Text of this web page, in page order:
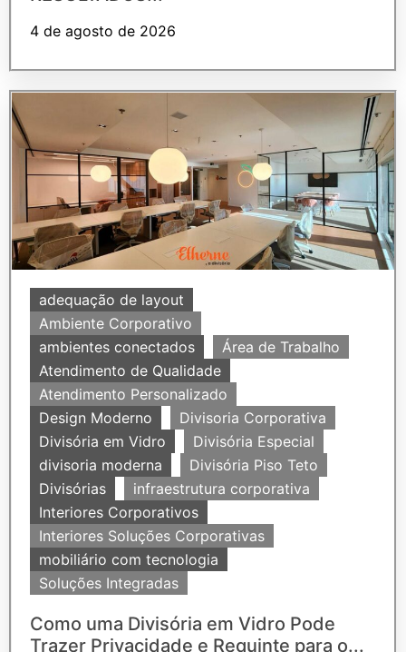
4 de agosto de 2026
adequação de layout
Ambiente Corporativo
ambientes conectados
Área de Trabalho
Atendimento de Qualidade
Atendimento Personalizado
Design Moderno
Divisoria Corporativa
Divisória em Vidro
Divisória Especial
divisoria moderna
Divisória Piso Teto
Divisórias
infraestrutura corporativa
Interiores Corporativos
Interiores Soluções Corporativas
mobiliário com tecnologia
Soluções Integradas
Como uma Divisória em Vidro Pode
Trazer Privacidade e Requinte para o...